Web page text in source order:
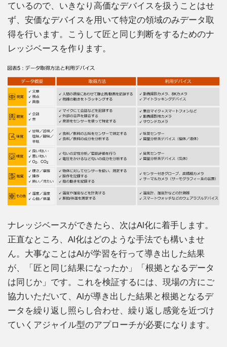
ているので、いきなり高価なデバイスを扱うことはせ
ず、安価なデバイスを用いて特定の領域のみデータ取
得を行います。こうして匠と同じ判断をするためのナ
レッジベースを作ります。
ナレッジベースができたら、次はAI化に着手します。
正直なところ、AI化はどのような手法でも構いませ
ん。大事なことはAIが学習を行って導き出した結果
が、「匠と同じ結果になったか」「根拠となるデータ
は同じか」です。これを検証するには、現場の方にご
協力いただいて、AIが導き出した結果と根拠となるデ
ータを繰り返し照らし合わせ、繰り返し感覚を近づけ
ていくアジャイル型のアプローチが必要になります。